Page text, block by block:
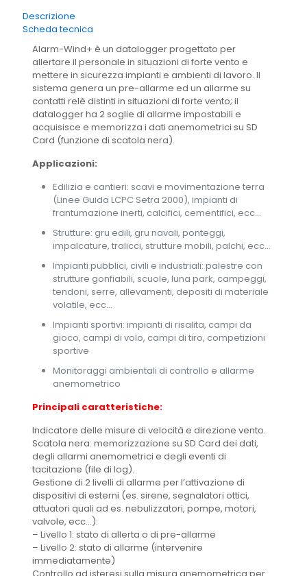
Descrizione
Scheda tecnica
Alarm-Wind+ è un datalogger progettato per
allertare il personale in situazioni di forte vento e
mettere in sicurezza impianti e ambienti di lavoro. Il
sistema genera un pre-allarme ed un allarme su
contatti relè distinti in situazioni di forte vento; il
datalogger ha 2 soglie di allarme impostabili e
acquisisce e memorizza i dati anemometrici su SD
Card (funzione di scatola nera).
Applicazioni:
Edilizia e cantieri: scavi e movimentazione terra
(Linee Guida LCPC Setra 2000), impianti di
frantumazione inerti, calcifici, cementifici, ecc…
Strutture: gru edili, gru navali, ponteggi,
impalcature, tralicci, strutture mobili, palchi, ecc…
Impianti pubblici, civili e industriali: palestre con
strutture gonfiabili, scuole, luna park, campeggi,
tendoni, serre, allevamenti, depositi di materiale
volatile, ecc…
Impianti sportivi: impianti di risalita, campi da
gioco, campi di volo, campi di tiro, competizioni
sportive
Monitoraggi ambientali di controllo e allarme
anemometrico
Principali caratteristiche:
Indicatore delle misure di velocità e direzione vento.
Scatola nera: memorizzazione su SD Card dei dati,
degli allarmi anemometrici e degli eventi di
tacitazione (file di log).
Gestione di 2 livelli di allarme per l’attivazione di
dispositivi di esterni (es. sirene, segnalatori ottici,
attuatori quali ad es. nebulizzatori, pompe, motori,
valvole, ecc…):
– Livello 1: stato di allerta o di pre-allarme
– Livello 2: stato di allarme (intervenire
immediatamente)